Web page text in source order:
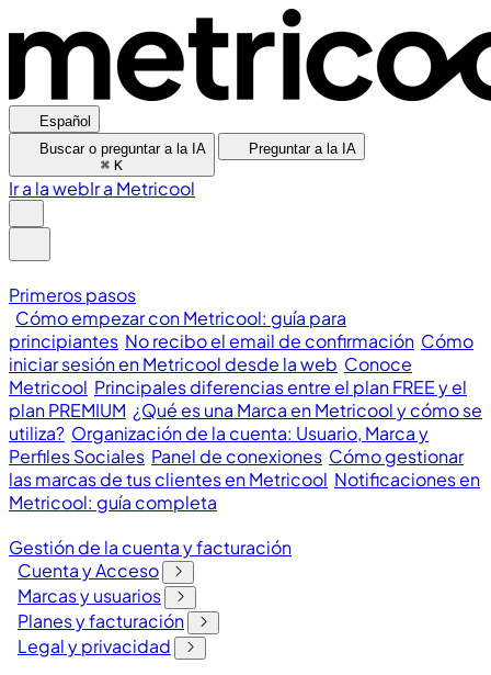
Español
Buscar o preguntar a la IA
⌘ K
Preguntar a la IA
Ir a la webIr a Metricool
Primeros pasos
Cómo empezar con Metricool: guía para
principiantes No recibo el email de confirmación Cómo
iniciar sesión en Metricool desde la web Conoce
Metricool Principales diferencias entre el plan FREE y el
plan PREMIUM ¿Qué es una Marca en Metricool y cómo se
utiliza? Organización de la cuenta: Usuario, Marca y
Perfiles Sociales Panel de conexiones Cómo gestionar
las marcas de tus clientes en Metricool Notificaciones en
Metricool: guía completa
Gestión de la cuenta y facturación
Cuenta y Acceso
Marcas y usuarios
Planes y facturación
Legal y privacidad